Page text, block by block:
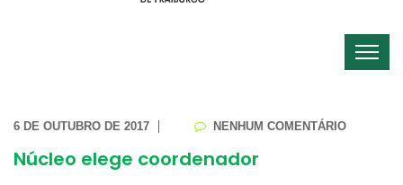
6 DE OUTUBRO DE 2017 NENHUM COMENTÁRIO
Núcleo elege coordenador